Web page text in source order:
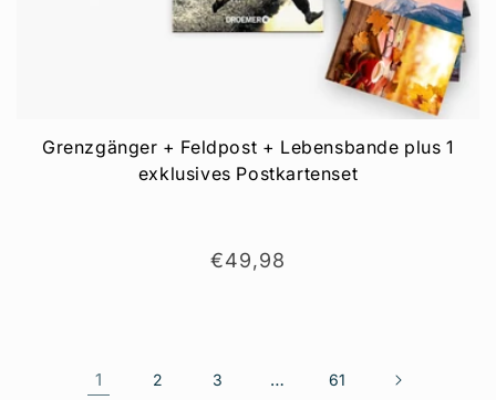
Grenzgänger + Feldpost + Lebensbande plus 1
exklusives Postkartenset
Normaler
€49,98
1 2 3 … 61